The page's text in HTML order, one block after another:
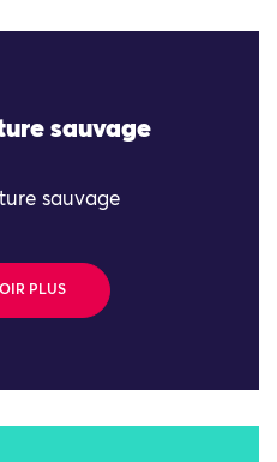
sauvage
sauvage
PLUS